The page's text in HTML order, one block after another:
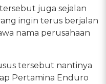
juga sejalan
ingin terus berjalan
nama perusahaan
tersebut nantinya
Pertamina Enduro